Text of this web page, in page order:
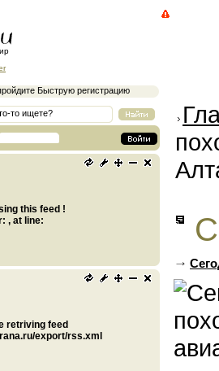
Быструю регистрацию
this feed !
, at line:
retriving feed
export/rss.xml